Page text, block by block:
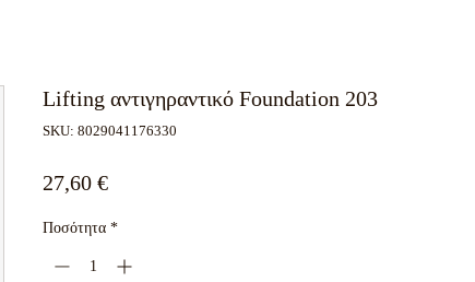
Lifting αντιγηραντικό Foundation 203
SKU: 8029041176330
27,60 €Τιμή
Ποσότητα *